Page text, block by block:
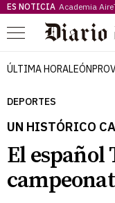
ES NOTICIA Academia Aire
Menú
ÚLTIMA HORALEÓN
DEPORTES
UN HISTÓRICO
El español